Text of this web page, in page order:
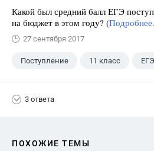
Какой был средний балл ЕГЭ
на бюджет в этом году? (
27 сентября 2017
Поступление 11 класс ЕГЭ
3 ответа
ПОХОЖИЕ ТЕМЫ